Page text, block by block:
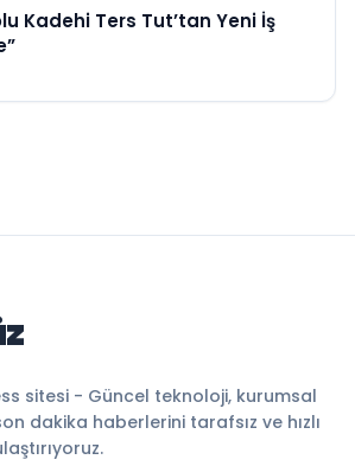
Kadehi Ters Tut’tan Yeni İş
sitesi - Güncel teknoloji, kurumsal
dakika haberlerini tarafsız ve hızlı